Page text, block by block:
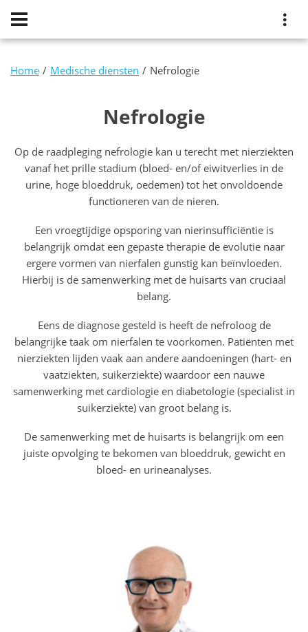
Home Medische diensten Nefrologie
Nefrologie
Op de raadpleging nefrologie kan u terecht met nierziekten
vanaf het prille stadium (bloed- en/of eiwitverlies in de
urine, hoge bloeddruk, oedemen) tot het onvoldoende
functioneren van de nieren.
Een vroegtijdige opsporing van nierinsufficiëntie is
belangrijk omdat een gepaste therapie de evolutie naar
ergere vormen van nierfalen gunstig kan beïnvloeden.
Hierbij is de samenwerking met de huisarts van cruciaal
belang.
Eens de diagnose gesteld is heeft de nefroloog de
belangrijke taak om nierfalen te voorkomen. Patiënten met
nierziekten lijden vaak aan andere aandoeningen (hart- en
vaatziekten, suikerziekte) waardoor een nauwe
samenwerking met cardiologie en diabetologie (specialist in
suikerziekte) van groot belang is.
De samenwerking met de huisarts is belangrijk om een
juiste opvolging te bekomen van bloeddruk, gewicht en
bloed- en urineanalyses.